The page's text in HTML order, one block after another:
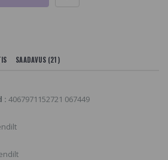
SAADAVUS (21)
: 4067971152721 067449